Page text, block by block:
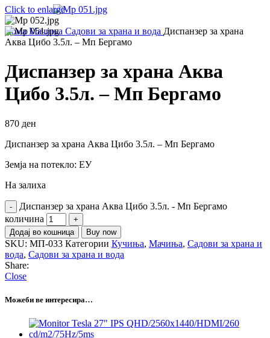
Click to enlarge
ДомаМачиња Садови за храна и вода Диспанзер за храна
Аква Цибо 3.5л. – Мп Бергамо
Диспанзер за храна Аква
Цибо 3.5л. – Мп Бергамо
870 ден
Диспанзер за храна Аква Цибо 3.5л. – Мп Бергамо
Земја на потекло: ЕУ
На залиха
Диспанзер за храна Аква Цибо 3.5л. - Мп Бергамо
количина
Додај во кошница Buy now
SKU: МП-033 Категории Кучиња, Мачиња, Садови за храна и
вода, Садови за храна и вода
Share:
Close
Можеби ве интересира…